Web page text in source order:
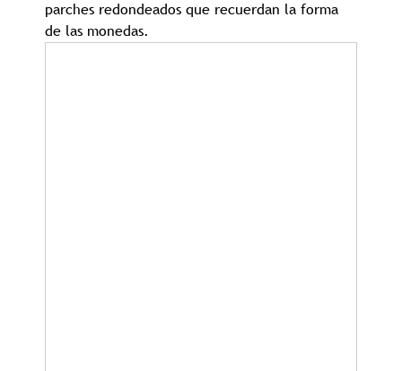
parches redondeados que recuerdan la forma
de las monedas.